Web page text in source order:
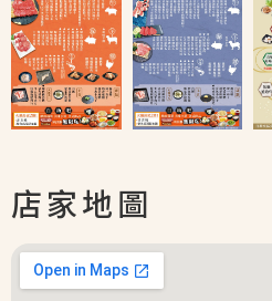
店家地圖